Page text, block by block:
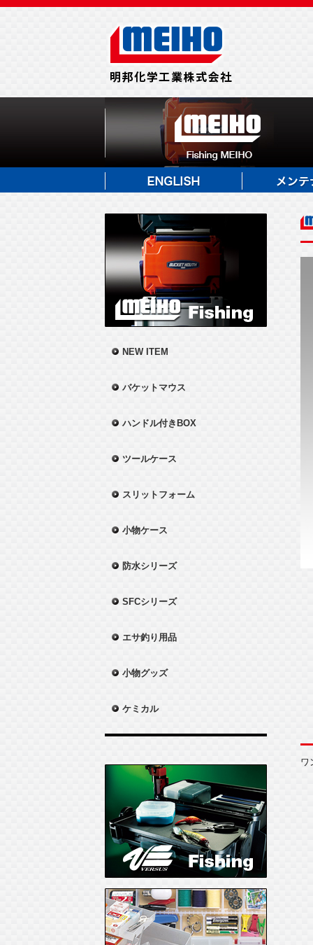
NEW ITEM
バケットマウス
ハンドル付きBOX
ツールケース
スリットフォーム
小物ケース
防水シリーズ
SFCシリーズ
エサ釣り用品
小物グッズ
ケミカル
ワ